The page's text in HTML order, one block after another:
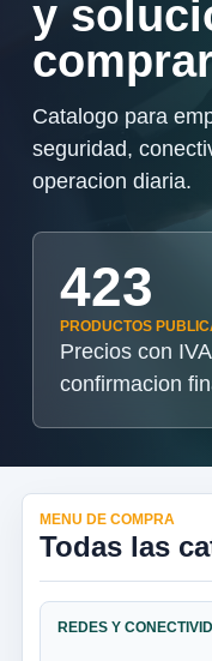
y
Catalogo para
seguridad,
operacion diaria.
423
PRODUCTOS
Precios con
confirmacion
MENU DE COMPRA
Todas las
REDES Y